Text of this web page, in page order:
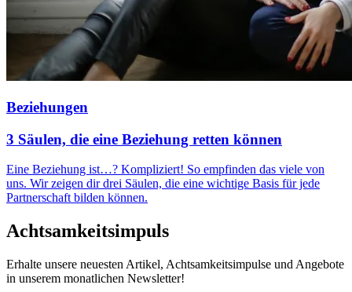
Beziehungen
3 Säulen, die eine Beziehung retten können
Eine Beziehung ist…? Kompliziert! So empfinden das viele von
uns. Wir zeigen dir drei Säulen, die eine wichtige Basis für jede
Partnerschaft bilden können.
Achtsamkeitsimpuls
Erhalte unsere neuesten Artikel, Achtsamkeitsimpulse und Angebote
in unserem monatlichen Newsletter!